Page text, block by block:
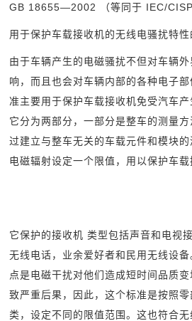
GB 18655—2002 （等同于 IEC/
用于保护车载接收机的无线电骚扰特性
由于车辆产生的电磁骚扰不但对车辆
响，而且也会对车辆内部的各种电子
准主要用于保护车载接收机免受汽车产
它分为两部分，一部分是整车的测量
过建立与整车无关的车载元件和模块
电磁辐射设定一个限值，用以保护车载
它保护的接收机 类型包括声音和电视
无线电话，业余爱好者和民用无线设
点是电磁干扰对他们造成短时间品质
致严重后果，因此，这个标准是按照
类，设定不同的限值范围。这也符合无